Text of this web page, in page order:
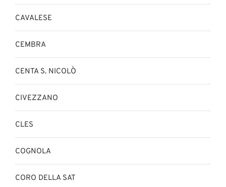
CAVALESE
CEMBRA
CENTA S. NICOLÒ
CIVEZZANO
CLES
COGNOLA
CORO DELLA SAT